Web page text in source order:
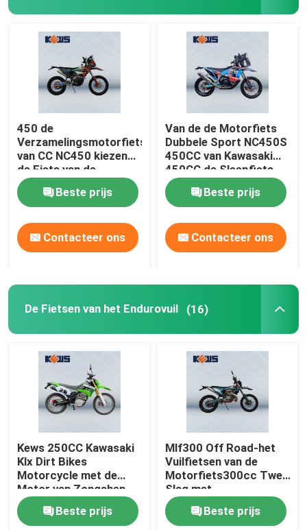
450 de
Verzamelingsmotorfietsen
van CC NC450 kiezen
de Fiets van de
Cilinderktm
Verzameling uit
Beste prijs
Contacteer ons
Van de de Motorfiets
Dubbele Sport NC450S
450CC van Kawasaki
450CC de Sleepfiets
Beste prijs
Contacteer ons
De Fietsen van het Endurovuil (16)
Kews 250CC Kawasaki
Klx Dirt Bikes
Motorcycle met de
Motor van Zongshen
CB250
Beste prijs
Mlf300 Off Road-het
Vuilfietsen van de
Motorfiets300cc Twee
Slag met
Elektrobeginsysteem
Beste prijs